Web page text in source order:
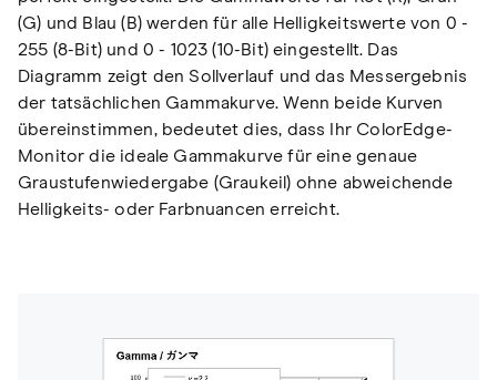
(G) und Blau (B) werden für alle Helligkeitswerte von 0 -
255 (8-Bit) und 0 - 1023 (10-Bit) eingestellt. Das
Diagramm zeigt den Sollverlauf und das Messergebnis
der tatsächlichen Gammakurve. Wenn beide Kurven
übereinstimmen, bedeutet dies, dass Ihr ColorEdge-
Monitor die ideale Gammakurve für eine genaue
Graustufenwiedergabe (Graukeil) ohne abweichende
Helligkeits- oder Farbnuancen erreicht.